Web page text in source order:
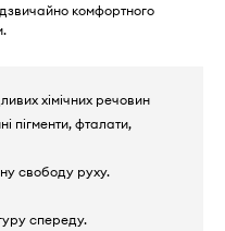
комфортного
хімічних речовин
пігменти, фталати,
свободу руху.
спереду.